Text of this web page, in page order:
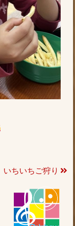
いちいちご狩り